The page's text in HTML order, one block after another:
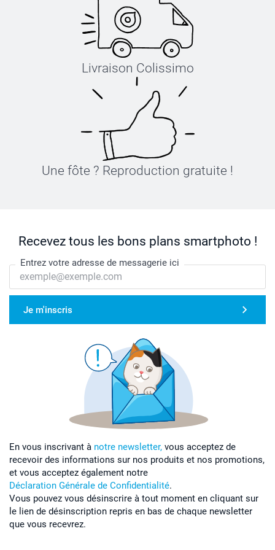
Livraison Colissimo
Une fôte ? Reproduction gratuite !
Recevez tous les bons plans smartphoto !
Entrez votre adresse de messagerie ici
Je m'inscris
En vous inscrivant à notre newsletter, vous acceptez de
recevoir des informations sur nos produits et nos promotions,
et vous acceptez également notre
Déclaration Générale de Confidentialité.
Vous pouvez vous désinscrire à tout moment en cliquant sur
le lien de désinscription repris en bas de chaque newsletter
que vous recevrez.